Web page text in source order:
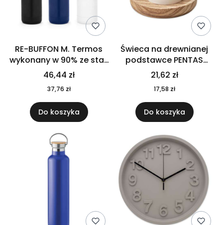
RE-BUFFON M. Termos
wykonany w 90% ze stali
nierdzewnej
pochodzącej z
recyklingu 520 ml 94294
46,44 zł
37,76 zł
Do koszyka
Świeca na drewnianej
podstawce PENTAS
MO6282-40
21,62 zł
17,58 zł
Do koszyka